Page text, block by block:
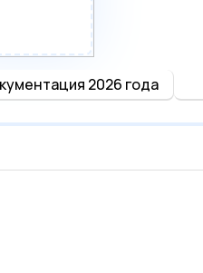
2026 года